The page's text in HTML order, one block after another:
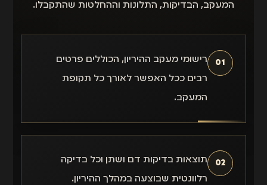
המעקב, הבדיקות, התלונות וההחלטות שהתקבלו.
01
רישומי מעקב ההיריון, הכוללים פרטים
רבים ככל האפשר לאורך כל תקופת
המעקב.
02
תוצאות בדיקות דם ושתן וכל בדיקה
רלוונטית שבוצעה במהלך ההיריון.